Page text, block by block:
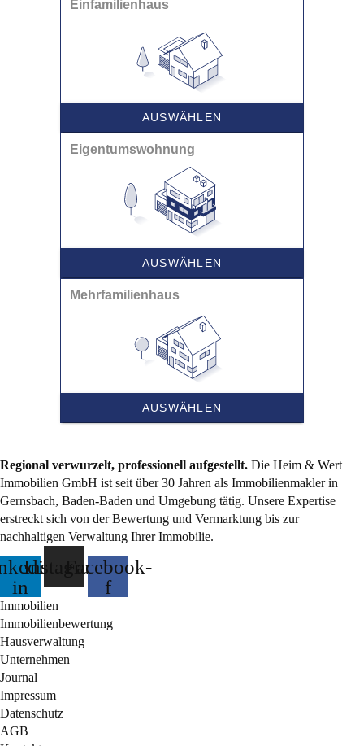
Regional verwurzelt, professionell aufgestellt. Die Heim & Wert
Immobilien GmbH ist seit über 30 Jahren als Immobilienmakler in
Gernsbach, Baden-Baden und Umgebung tätig. Unsere Expertise
erstreckt sich von der Bewertung und Vermarktung bis zur
nachhaltigen Verwaltung Ihrer Immobilie.
in
InstagramFacebook-
f
Immobilien
Immobilienbewertung
Hausverwaltung
Unternehmen
Journal
Impressum
Datenschutz
AGB